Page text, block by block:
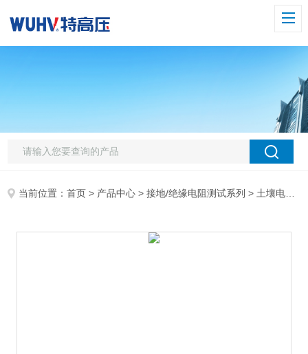
当前位置：首页 > 产品中心 >接地/绝缘电阻测试系列 >土壤电阻率测试仪